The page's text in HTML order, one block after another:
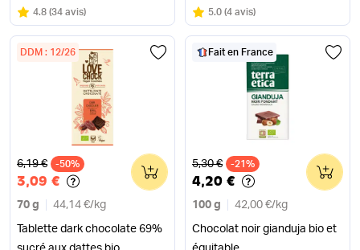
Note
4.8 sur 5
(34 avis) Note
5.0 sur 5
(4 avis)
DDM : 12/26
Ancien prix
6,19 € -50%
3,09 €
70 g 44,14 €/ kg
Tablette dark chocolate 69%
0
Fait en France
Ancien prix
5,30 € -21%
4,20 €
100 g 42,00 €/ kg
Chocolat noir gianduja bio et
0